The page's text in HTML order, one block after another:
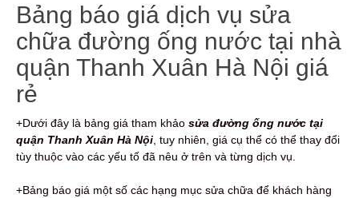
Bảng báo giá dịch vụ sửa
chữa đường ống nước tại nhà
quận Thanh Xuân Hà Nội giá
rẻ
+Dưới đây là bảng giá tham khảo sửa đường ống nước tại
quận Thanh Xuân Hà Nội , tuy nhiên, giá cụ thể có thể thay đổi
tùy thuộc vào các yếu tố đã nêu ở trên và từng dịch vụ.
+Bảng báo giá một số các hạng mục sửa chữa để khách hàng